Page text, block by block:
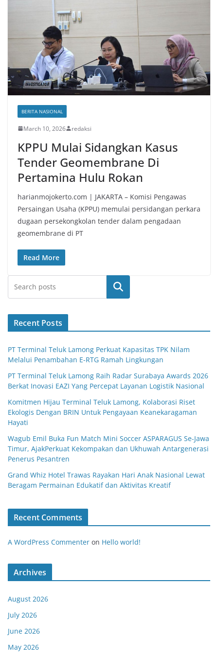
BERITA NASIONAL
March 10, 2026 redaksi
KPPU Mulai Sidangkan Kasus
Tender Geomembrane Di
Pertamina Hulu Rokan
harianmojokerto.com | JAKARTA – Komisi Pengawas
Persaingan Usaha (KPPU) memulai persidangan perkara
dugaan persekongkolan tender dalam pengadaan
geomembrane di PT
Read More
Search
Recent Posts
PT Terminal Teluk Lamong Perkuat Kapasitas TPK Nilam
Melalui Penambahan E-RTG Ramah Lingkungan
PT Terminal Teluk Lamong Raih Radar Surabaya Awards 2026
Berkat Inovasi EAZI Yang Percepat Layanan Logistik Nasional
Komitmen Hijau Terminal Teluk Lamong, Kolaborasi Riset
Ekologis Dengan BRIN Untuk Pengayaan Keanekaragaman
Hayati
Wagub Emil Buka Fun Match Mini Soccer ASPARAGUS Se-Jawa
Timur, AjakPerkuat Kekompakan dan Ukhuwah Antargenerasi
Penerus Pesantren
Grand Whiz Hotel Trawas Rayakan Hari Anak Nasional Lewat
Beragam Permainan Edukatif dan Aktivitas Kreatif
Recent Comments
A WordPress Commenter on Hello world!
Archives
August 2026
July 2026
June 2026
May 2026